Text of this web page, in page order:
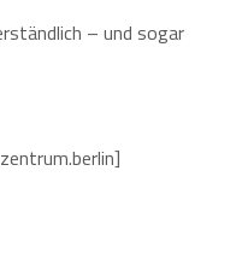
– und sogar